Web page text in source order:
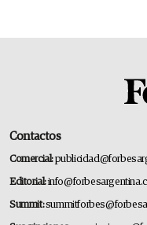
Contactos
Comercial:
Editorial:
Summit: